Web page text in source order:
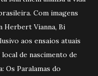
Com imagens
Herbert Vianna, Bi
aos ensaios atuais
de nascimento de
Os Paralamas do